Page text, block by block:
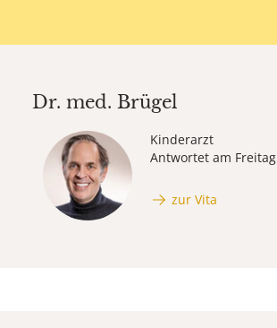
Dr. med. Brügel
Kinderarzt
Antwortet am Freitag
zur Vita